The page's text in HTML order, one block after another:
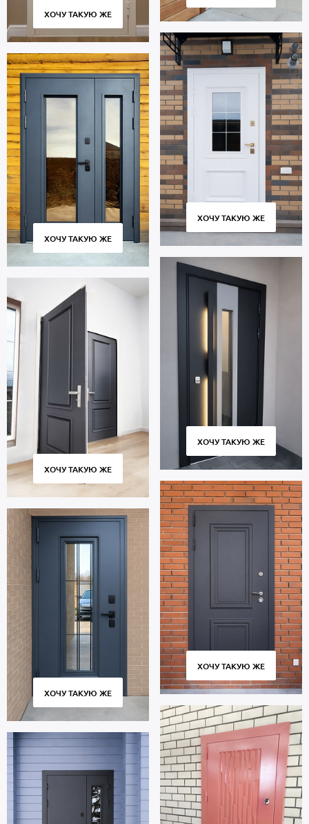
открытия и закрытия створки. Современное оборудование,
постоянный контроль качества на всех этапах производства
обеспечивают плотное прилегание створки к коробке без
Стоимость указана за базовый размер 2000х800 мм. Гарантия 5
лет.
Позвоните в отдел продаж или оставьте заявку на сайте, чтобы
заказать дверь под ваш размер. Бесплатный вызов замерщика.
Быстрое изготовление. Доставка по Москве и Московской
области, монтаж.
ХОЧУ ТАКУЮ ЖЕ
ХОЧУ ТАКУЮ ЖЕ
ХОЧУ ТАКУЮ ЖЕ
ХОЧУ ТАКУЮ ЖЕ
ХОЧУ ТАКУЮ ЖЕ
ХОЧУ ТАКУЮ ЖЕ
ХОЧУ ТАКУЮ ЖЕ